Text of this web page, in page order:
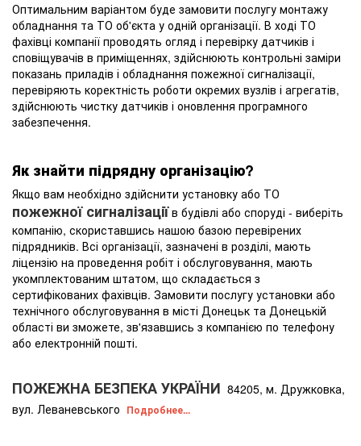
Оптимальним варіантом буде замовити послугу монтажу
обладнання та ТО об'єкта у одній організації. В ході ТО
фахівці компанії проводять огляд і перевірку датчиків і
сповіщувачів в приміщеннях, здійснюють контрольні заміри
показань приладів і обладнання пожежної сигналізації,
перевіряють коректність роботи окремих вузлів і агрегатів,
здійснюють чистку датчиків і оновлення програмного
забезпечення.
Як знайти підрядну організацію?
Якщо вам необхідно здійснити установку або ТО
пожежної сигналізаціїв будівлі або споруді - виберіть
компанію, скориставшись нашою базою перевірених
підрядників. Всі організації, зазначені в розділі, мають
ліцензію на проведення робіт і обслуговування, мають
укомплектованим штатом, що складається з
сертифікованих фахівців. Замовити послугу установки або
технічного обслуговування в місті Донецьк та Донецькій
області ви зможете, зв'язавшись з компанією по телефону
або електронній пошті.
ПОЖЕЖНА БЕЗПЕКА УКРАЇНИ 84205, м. Дружковка,
вул. Леваневського Подробнее...